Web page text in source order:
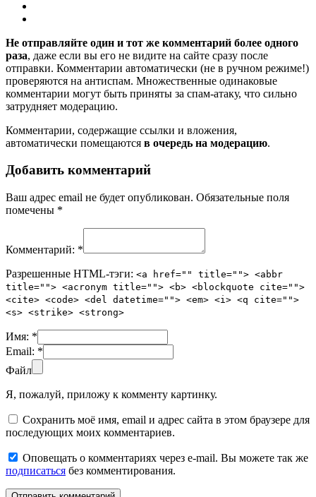
Не отправляйте один и тот же комментарий более одного
раза, даже если вы его не видите на сайте сразу после
отправки. Комментарии автоматически (не в ручном режиме!)
проверяются на антиспам. Множественные одинаковые
комментарии могут быть приняты за спам-атаку, что сильно
затрудняет модерацию.
Комментарии, содержащие ссылки и вложения,
автоматически помещаются в очередь на модерацию.
Добавить комментарий
Ваш адрес email не будет опубликован. Обязательные поля
помечены *
Комментарий: *
Разрешенные HTML-тэги: <a href="" title=""> <abbr
title=""> <acronym title=""> <b> <blockquote cite="">
<cite> <code> <del datetime=""> <em> <i> <q cite="">
<s> <strike> <strong>
Имя: *
Email: *
Файл
Я, пожалуй, приложу к комменту картинку.
Сохранить моё имя, email и адрес сайта в этом браузере для
последующих моих комментариев.
Оповещать о комментариях через e-mail. Вы можете так же
подписаться без комментирования.